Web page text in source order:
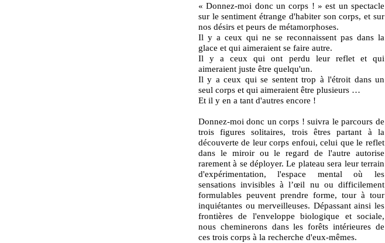
« Donnez-moi donc un corps ! » est un spectacle
sur le sentiment étrange d'habiter son corps, et sur
nos désirs et peurs de métamorphoses.
Il y a ceux qui ne se reconnaissent pas dans la
glace et qui aimeraient se faire autre.
Il y a ceux qui ont perdu leur reflet et qui
aimeraient juste être quelqu'un.
Il y a ceux qui se sentent trop à l'étroit dans un
seul corps et qui aimeraient être plusieurs …
Et il y en a tant d'autres encore !
Donnez-moi donc un corps ! suivra le parcours de
trois figures solitaires, trois êtres partant à la
découverte de leur corps enfoui, celui que le reflet
dans le miroir ou le regard de l'autre autorise
rarement à se déployer. Le plateau sera leur terrain
d'expérimentation, l'espace mental où les
sensations invisibles à l’œil nu ou difficilement
formulables peuvent prendre forme, tour à tour
inquiétantes ou merveilleuses. Dépassant ainsi les
frontières de l'enveloppe biologique et sociale,
nous cheminerons dans les forêts intérieures de
ces trois corps à la recherche d'eux-mêmes.